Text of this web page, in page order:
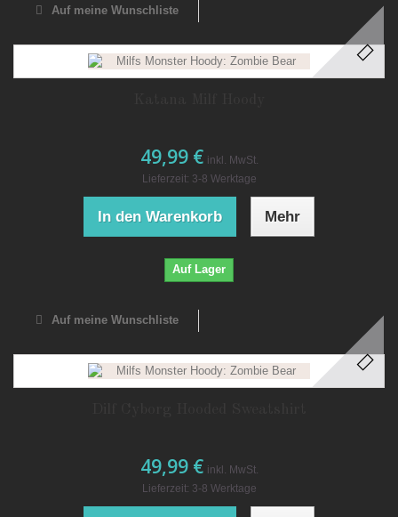
Auf meine Wunschliste
49,99 € inkl. MwSt.
Lieferzeit: 3-8 Werktage
In den Warenkorb Mehr
Auf Lager
Auf meine Wunschliste
49,99 € inkl. MwSt.
Lieferzeit: 3-8 Werktage